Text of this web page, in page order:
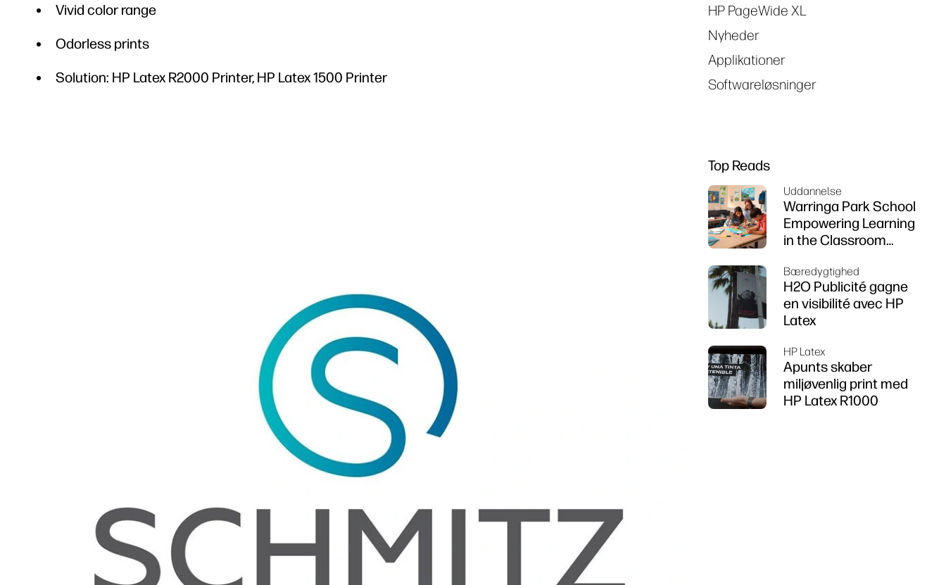
Vivid color range
Odorless prints
Solution: HP Latex R2000 Printer, HP Latex 1500 Printer
HP PageWide XL
Nyheder
Applikationer
Softwareløsninger
Top Reads
Uddannelse
Warringa Park School
Empowering Learning
in the Classroom
Z6 series printer
Bæredygtighed
H2O Publicité gagne
en visibilité avec HP
Latex
HP Latex
Apunts skaber
miljøvenlig print med
HP Latex R1000